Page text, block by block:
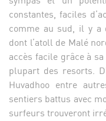
constantes, faciles
comme au sud, il y a
dont l’atoll de Malé
accès facile grâce à
plupart des resorts.
Huvadhoo entre
sentiers battus avec
surfeurs trouveront